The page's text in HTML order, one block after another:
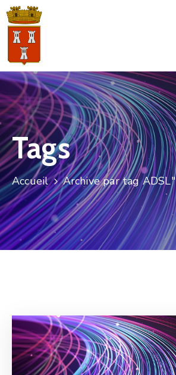
Accueil
La
Commune
Tourisme
Manifestations
Vie
Municipale
Services
Jeunesse
Tags
Accueil Archive par tag ADSL"